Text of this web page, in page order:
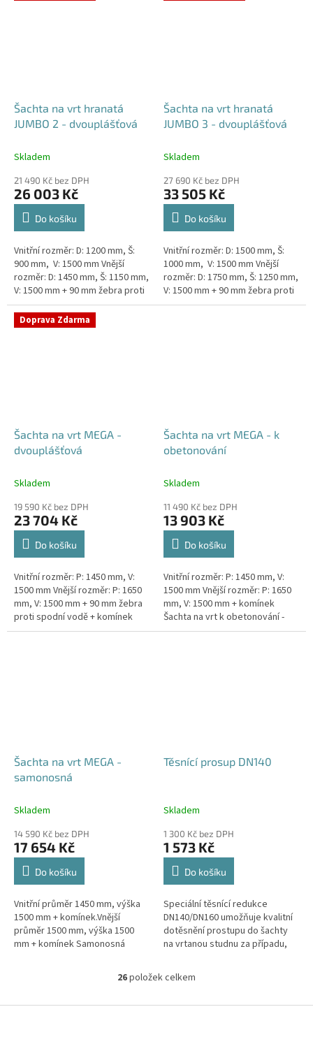
Šachta na vrt hranatá
JUMBO 2 - dvouplášťová
Skladem
21 490 Kč bez DPH
26 003 Kč
Do košíku
Vnitřní rozměr: D: 1200 mm, Š:
900 mm, V: 1500 mm Vnější
rozměr: D: 1450 mm, Š: 1150 mm,
V: 1500 mm + 90 mm žebra proti
spodní vodě + komínek
Dvouplášťová...
Šachta na vrt hranatá
JUMBO 3 - dvouplášťová
Skladem
27 690 Kč bez DPH
33 505 Kč
Do košíku
Vnitřní rozměr: D: 1500 mm, Š:
1000 mm, V: 1500 mm Vnější
rozměr: D: 1750 mm, Š: 1250 mm,
V: 1500 mm + 90 mm žebra proti
spodní vodě + komínek
Doprava Zdarma
Šachta na vrt MEGA -
dvouplášťová
Skladem
19 590 Kč bez DPH
23 704 Kč
Do košíku
Vnitřní rozměr: P: 1450 mm, V:
1500 mm Vnější rozměr: P: 1650
mm, V: 1500 mm + 90 mm žebra
proti spodní vodě + komínek
Dvouplášťová vodoměrná šachta
Šachta na vrt MEGA - k
obetonování
Skladem
11 490 Kč bez DPH
13 903 Kč
Do košíku
Vnitřní rozměr: P: 1450 mm, V:
1500 mm Vnější rozměr: P: 1650
mm, V: 1500 mm + komínek
Šachta na vrt k obetonování -
vhodná pod parkovací stání,
Šachta na vrt MEGA -
samonosná
Skladem
14 590 Kč bez DPH
17 654 Kč
Do košíku
Vnitřní průměr 1450 mm, výška
1500 mm + komínek.Vnější
průměr 1500 mm, výška 1500
mm + komínek Samonosná
obetonování.Volitelné průměry i
Těsnící prosup DN140
Skladem
1 300 Kč bez DPH
1 573 Kč
Do košíku
Speciální těsnící redukce
DN140/DN160 umožňuje kvalitní
dotěsnění prostupu do šachty
na vrtanou studnu za případu,
potrubí DN140.
O
l
26položek celkem